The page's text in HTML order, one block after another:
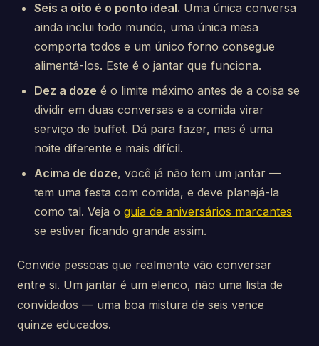
Seis a oito é o ponto ideal. Uma única conversa
ainda inclui todo mundo, uma única mesa
comporta todos e um único forno consegue
alimentá-los. Este é o jantar que funciona.
Dez a doze é o limite máximo antes de a coisa se
dividir em duas conversas e a comida virar
serviço de buffet. Dá para fazer, mas é uma
noite diferente e mais difícil.
Acima de doze, você já não tem um jantar —
tem uma festa com comida, e deve planejá-la
como tal. Veja o guia de aniversários marcantes
se estiver ficando grande assim.
Convide pessoas que realmente vão conversar
entre si. Um jantar é um elenco, não uma lista de
convidados — uma boa mistura de seis vence
quinze educados.